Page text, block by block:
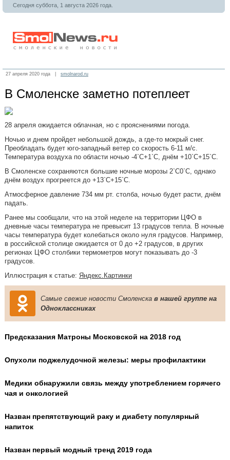
Сегодня суббота, 1 августа 2026 года.
27 апреля 2020 года | smolnarod.ru
В Смоленске заметно потеплеет
28 апреля ожидается облачная, но с прояснениями погода.
Ночью и днем пройдет небольшой дождь, а где-то мокрый снег.
Преобладать будет юго-западный ветер со скорость 6-11 м/с.
Температура воздуха по области ночью -4`С+1`С, днём +10`С+15`С.
В Смоленске сохраняются большие ночные морозы 2`С0`С, однако
днём воздух прогреется до +13`С+15`С.
Атмосферное давление 734 мм рт. столба, ночью будет расти, днём
падать.
Ранее мы сообщали, что на этой неделе на территории ЦФО в
дневные часы температура не превысит 13 градусов тепла. В ночные
часы температура будет колебаться около нуля градусов. Например,
в российской столице ожидается от 0 до +2 градусов, в других
регионах ЦФО столбики термометров могут показывать до -3
градусов.
Иллюстрация к статье: Яндекс.Картинки
Самые свежие новости Смоленска в нашей группе на
Одноклассниках
Предсказания Матроны Московской на 2018 год
Опухоли поджелудочной железы: меры профилактики
Медики обнаружили связь между употреблением горячего
чая и онкологией
Назван препятствующий раку и диабету популярный
напиток
Назван первый модный тренд 2019 года